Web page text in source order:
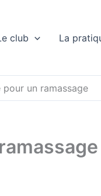
club La
pour un ramassage